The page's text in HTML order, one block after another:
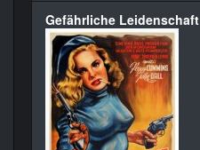
Gefährliche Leidenschaft